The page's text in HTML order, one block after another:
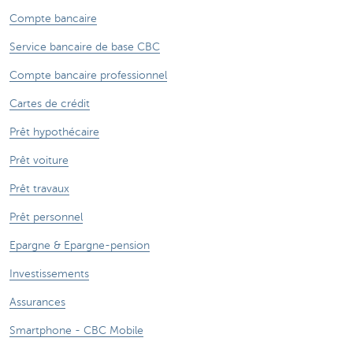
Compte bancaire
Service bancaire de base CBC
Compte bancaire professionnel
Cartes de crédit
Prêt hypothécaire
Prêt voiture
Prêt travaux
Prêt personnel
Epargne & Epargne-pension
Investissements
Assurances
Smartphone - CBC Mobile